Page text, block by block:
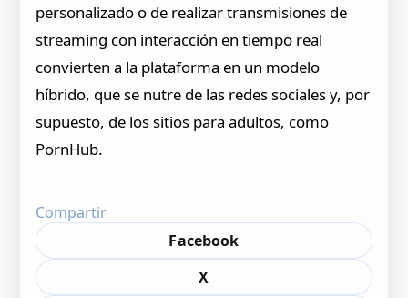
personalizado o de realizar transmisiones de
streaming con interacción en tiempo real
convierten a la plataforma en un modelo
híbrido, que se nutre de las redes sociales y, por
supuesto, de los sitios para adultos, como
PornHub.
Compartir
Facebook
X